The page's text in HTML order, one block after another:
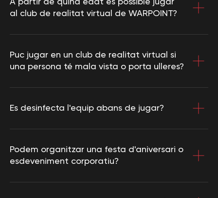
A partir de quina edat és possible jugar
al club de realitat virtual de WARPOINT?
Puc jugar en un club de realitat virtual si
una persona té mala vista o porta ulleres?
Es desinfecta l'equip abans de jugar?
Podem organitzar una festa d'aniversari o
esdeveniment corporatiu?